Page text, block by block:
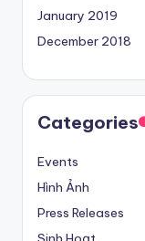
January 2019
December 2018
Categories
Events
Hình Ảnh
Press Releases